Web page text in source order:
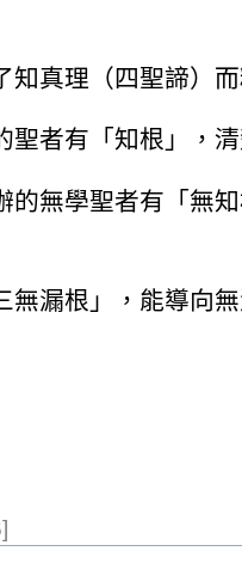
知真理（四聖諦）
聖者有「知根」，
的無學聖者有「無
無漏根」，能導向